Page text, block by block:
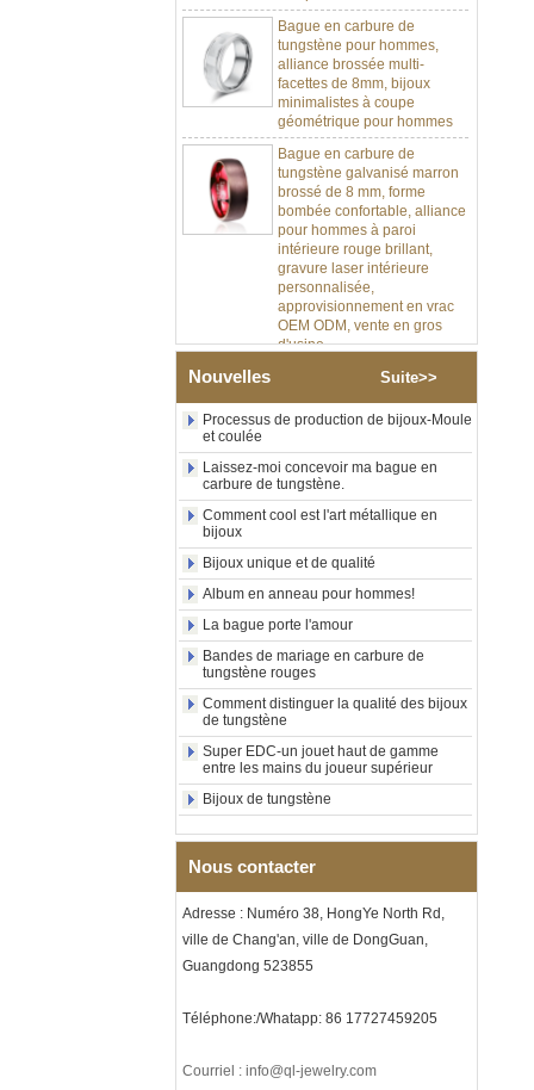
Bague en carbure de
tungstène pour hommes,
alliance brossée multi-
facettes de 8mm, bijoux
minimalistes à coupe
géométrique pour hommes
Bague en carbure de
tungstène galvanisé marron
brossé de 8 mm, forme
bombée confortable, alliance
pour hommes à paroi
intérieure rouge brillant,
gravure laser intérieure
personnalisée,
approvisionnement en vrac
OEM ODM, vente en gros
d'usine
tungstène argenté poli de 8
d'opale bleue écrasée avec
synthétique, alliance pour
hommes, gravure laser
intérieure personnalisée,
approvisionnement en vrac
d'usin
Bague en carbure de
tungstène avec chevalière
carrée polie noire,
incrustation en bois avec
motif croisé en coquille
d'ormeau, bague de
déclaration religieuse pour
hommes, gravure intérieure
personnalisée,
approvisionnement en vrac
OEM ODM, vente en
Bague en carbure de
8 mm, corde de guitare rouge
et incrustation d'opale
musique, gravure laser
intérieure personnalisée,
approvisionnement en vrac
Bracelet à maillons I en acier
inoxydable 304 en
pour hommes, fermoir
Nouvelles Suite>>
Processus de production de bijoux-Moule
et coulée
Laissez-moi concevoir ma bague en
carbure de tungstène.
Comment cool est l'art métallique en
bijoux
Bijoux unique et de qualité
Album en anneau pour hommes!
La bague porte l'amour
Bandes de mariage en carbure de
tungstène rouges
Comment distinguer la qualité des bijoux
de tungstène
Super EDC-un jouet haut de gamme
entre les mains du joueur supérieur
Bijoux de tungstène
Nous contacter
Adresse : Numéro 38, HongYe North Rd,
ville de Chang'an, ville de DongGuan,
Guangdong 523855
Téléphone:/Whatapp: 86 17727459205
Courriel : info@ql-jewelry.com